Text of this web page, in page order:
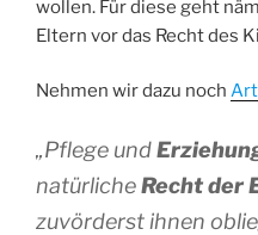
wollen. Für diese geht
Eltern vor das Recht des
Nehmen wir dazu noch
„Pflege und
natürlicheRecht der
zuvörderst ihnen